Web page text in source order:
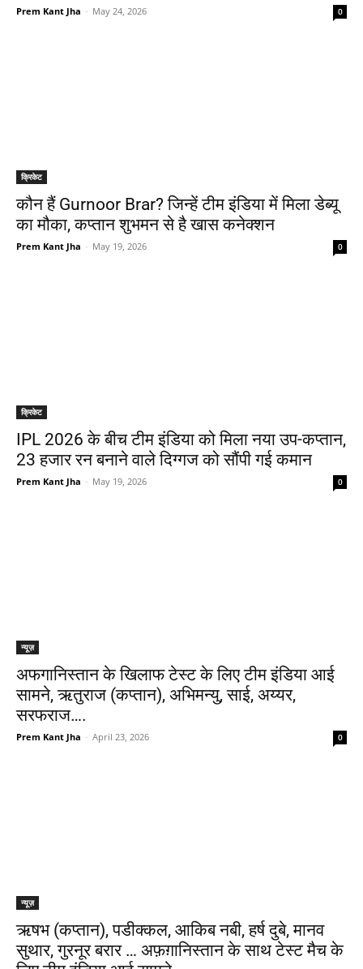
Prem Kant Jha - May 24, 2026 0
क्रिकेट
कौन हैं Gurnoor Brar? जिन्हें टीम इंडिया में मिला डेब्यू
का मौका, कप्तान शुभमन से है खास कनेक्शन
Prem Kant Jha - May 19, 2026 0
क्रिकेट
IPL 2026 के बीच टीम इंडिया को मिला नया उप-कप्तान,
23 हजार रन बनाने वाले दिग्गज को सौंपी गई कमान
Prem Kant Jha - May 19, 2026 0
न्यूज़
अफगानिस्तान के खिलाफ टेस्ट के लिए टीम इंडिया आई
सामने, ऋतुराज (कप्तान), अभिमन्यु, साई, अय्यर,
सरफराज….
Prem Kant Jha - April 23, 2026 0
न्यूज़
ऋषभ (कप्तान), पडीक्कल, आकिब नबी, हर्ष दुबे, मानव
सुथार, गुरनूर बरार … अफ़ग़ानिस्तान के साथ टेस्ट मैच के